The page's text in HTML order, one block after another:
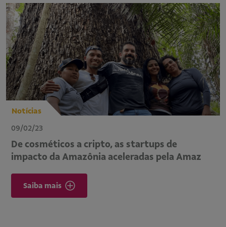
Notícias
09/02/23
De cosméticos a cripto, as startups de
impacto da Amazônia aceleradas pela Amaz
Saiba mais